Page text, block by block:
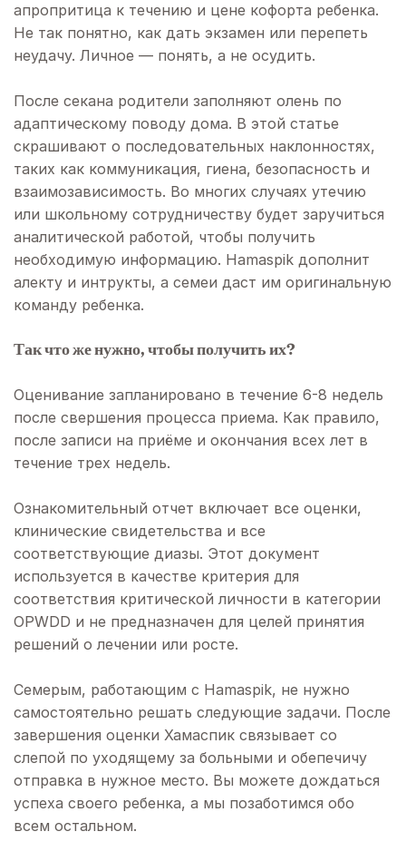
апропритица к течению и цене кофорта ребенка.
Не так понятно, как дать экзамен или перепеть
неудачу. Личное — понять, а не осудить.
После секана родители заполняют олень по
адаптическому поводу дома. В этой статье
скрашивают о последовательных наклонностях,
таких как коммуникация, гиена, безопасность и
взаимозависимость. Во многих случаях утечию
или школьному сотрудничеству будет заручиться
аналитической работой, чтобы получить
необходимую информацию. Hamaspik дополнит
алекту и интрукты, а семеи даст им оригинальную
команду ребенка.
Так что же нужно, чтобы получить их?
Оценивание запланировано в течение 6-8 недель
после свершения процесса приема. Как правило,
после записи на приёме и окончания всех лет в
течение трех недель.
Ознакомительный отчет включает все оценки,
клинические свидетельства и все
соответствующие диазы. Этот документ
используется в качестве критерия для
соответствия критической личности в категории
OPWDD и не предназначен для целей принятия
решений о лечении или росте.
Семерым, работающим с Hamaspik, не нужно
самостоятельно решать следующие задачи. После
завершения оценки Хамаспик связывает со
слепой по уходящему за больными и обепечичу
отправка в нужное место. Вы можете дождаться
успеха своего ребенка, а мы позаботимся обо
всем остальном.